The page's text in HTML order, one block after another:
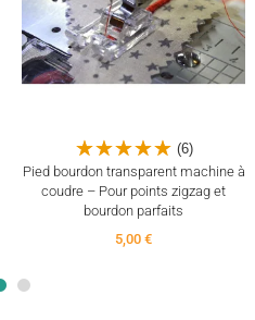
(6)
Pied bourdon transparent machine à
coudre – Pour points zigzag et
bourdon parfaits
5,00 €